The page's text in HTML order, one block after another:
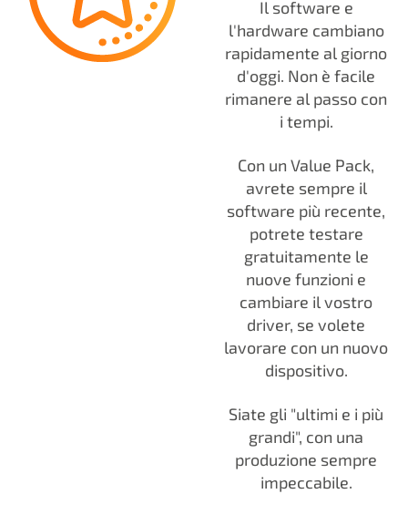
Il software e
l'hardware cambiano
rapidamente al giorno
d'oggi. Non è facile
rimanere al passo con
i tempi.
Con un Value Pack,
avrete sempre il
software più recente,
potrete testare
gratuitamente le
nuove funzioni e
cambiare il vostro
driver, se volete
lavorare con un nuovo
dispositivo.
Siate gli "ultimi e i più
grandi", con una
produzione sempre
impeccabile.